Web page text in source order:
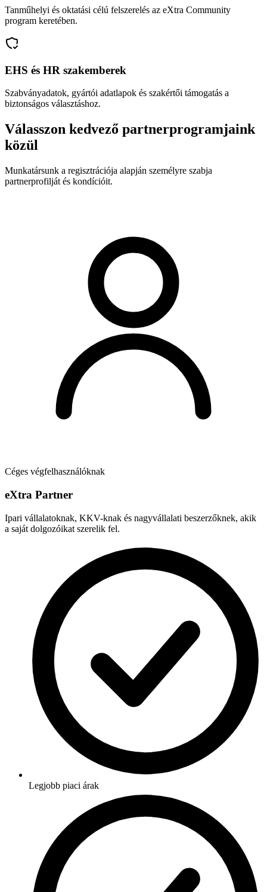
Tanműhelyi és oktatási célú felszerelés az eXtra Community
program keretében.
EHS és HR szakemberek
Szabványadatok, gyártói adatlapok és szakértői támogatás a
biztonságos választáshoz.
Válasszon kedvező partnerprogramjaink
közül
Munkatársunk a regisztrációja alapján személyre szabja
partnerprofilját és kondícióit.
Céges végfelhasználóknak
eXtra Partner
Ipari vállalatoknak, KKV-knak és nagyvállalati beszerzőknek, akik
a saját dolgozóikat szerelik fel.
Legjobb piaci árak